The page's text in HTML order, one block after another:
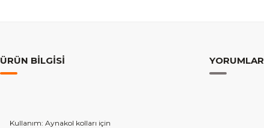
ÜRÜN BILGISI YORUMLAR
Kullanım: Aynakol kolları için